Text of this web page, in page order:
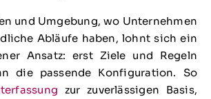
und Umgebung, wo Unternehmen
Abläufe haben, lohnt sich ein
Ansatz: erst Ziele und Regeln
die passende Konfiguration. So
zur zuverlässigen Basis,